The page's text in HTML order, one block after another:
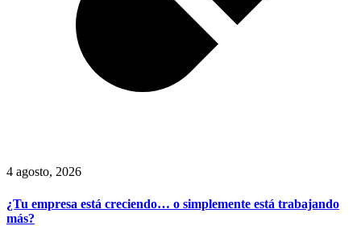
4 agosto, 2026
¿Tu empresa está creciendo… o simplemente está trabajando
más?